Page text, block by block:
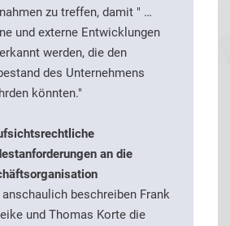
zu treffen, damit " …
und externe Entwicklungen
werden, die den
des Unternehmens
könnten."
an die
anschaulich beschreiben Frank
und Thomas Korte die